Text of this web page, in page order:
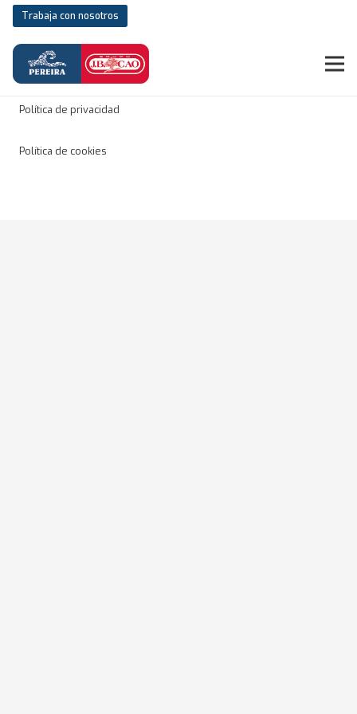
Trabaja con nosotros
Aviso legal
Política de privacidad
Política de cookies